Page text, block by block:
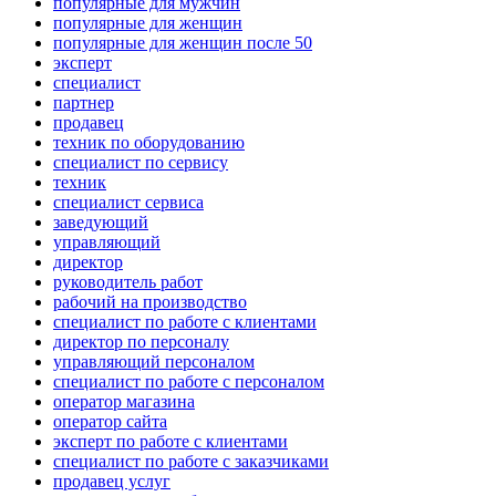
популярные для женщин
популярные для женщин после 50
эксперт
специалист
партнер
продавец
техник по оборудованию
специалист по сервису
техник
специалист сервиса
заведующий
управляющий
директор
руководитель работ
рабочий на производство
специалист по работе с клиентами
директор по персоналу
управляющий персоналом
специалист по работе с персоналом
оператор магазина
оператор сайта
эксперт по работе с клиентами
специалист по работе с заказчиками
продавец услуг